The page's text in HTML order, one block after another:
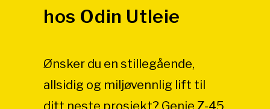
hos Odin Utleie
Ønsker du en stillegående,
allsidig og miljøvennlig lift til
ditt neste prosjekt? Genie Z-45